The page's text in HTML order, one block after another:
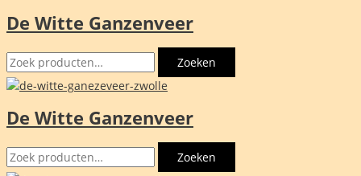
Ga
de
inhoud
De Witte Ganzenveer
Zoeken
naar:
Zoeken
De Witte Ganzenveer
Zoeken
naar:
Zoeken